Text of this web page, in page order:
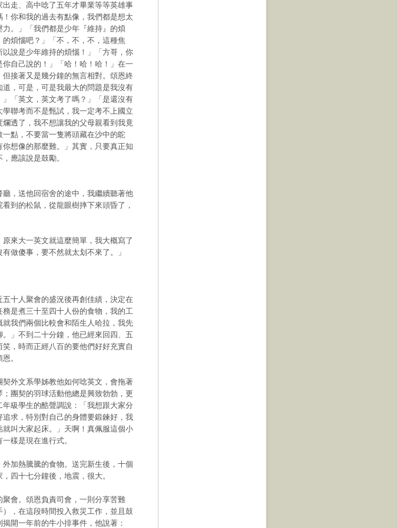
走、高中唸了五年才畢業等等英雄事
你和我的過去有點像，我們都是想太
。」「我們都是少年『維持』的煩
煩惱吧？」「不，不，不，這種焦
說是少年維持的煩惱！」「方哥，你
自己說的！」「哈！哈！哈！」在一
接著又是幾分鐘的無言相對。頌恩終
，可是，可是我最大的問題是我沒有
「英文，英文考了嗎？」「是還沒有
聯考而不是甄試，我一定考不上國立
透了，我不想讓我的父母親看到我竟
點，不要當一隻將頭藏在沙中的鴕
想像的那麼難。」其實，只要真正知
應該說是鼓勵。
，送他回宿舍的途中，我繼續聽著他
到的松鼠，從龍眼樹摔下來頭昏了，
來大一英文就這麼簡單，我大概寫了
做傻事，要不然就太划不來了。」
十人聚會的盛況後再創佳績，決定在
是煮三十至四十人份的食物，我的工
我們兩個比較會和陌生人哈拉，我先
」不到二十分鐘，他已經來回四、五
，時而正經八百的要他們好好充實自
。
外文系學姊教他如何唸英文，會拖著
團契的羽球活動他總是興致勃勃，更
級學生的酷聲調說：「我想跟大家分
求，特別對自己的身體要鍛鍊好，我
叫大家起床。」天啊！真佩服這個小
樣是現在進行式。
加熱騰騰的食物。送完新生後，十個
，四十七分鐘後，地震，很大。
會。頌恩負責司會，一則分享苦難
），在這段時間投入救災工作，並且鼓
開一年前的牛小排事件，他說著：